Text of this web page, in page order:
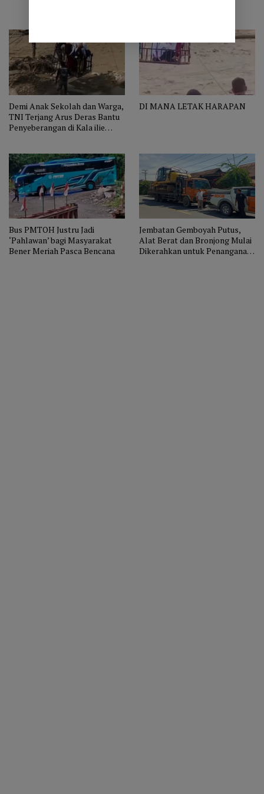
Demi Anak Sekolah dan Warga,
TNI Terjang Arus Deras Bantu
Penyeberangan di Kala ilie
DI MANA LETAK HARAPAN
Bus PMTOH Justru Jadi
‘Pahlawan’ bagi Masyarakat
Bener Meriah Pasca Bencana
Jembatan Gemboyah Putus,
Alat Berat dan Bronjong Mulai
Dikerahkan untuk Penanganan